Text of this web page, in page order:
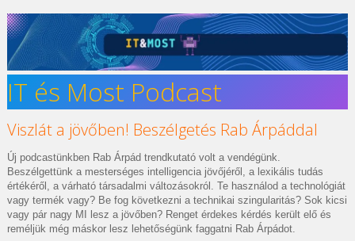
IT és Most Podcast
Viszlát a jövőben! Beszélgetés Rab Árpáddal
Új podcastünkben Rab Árpád trendkutató volt a vendégünk.
Beszélgettünk a mesterséges intelligencia jövőjéről, a lexikális tudás
értékéről, a várható társadalmi változásokról. Te használod a technológiát
vagy termék vagy? Be fog következni a technikai szingularitás? Sok kicsi
vagy pár nagy MI lesz a jövőben? Renget érdekes kérdés került elő és
reméljük még máskor lesz lehetőségünk faggatni Rab Árpádot.